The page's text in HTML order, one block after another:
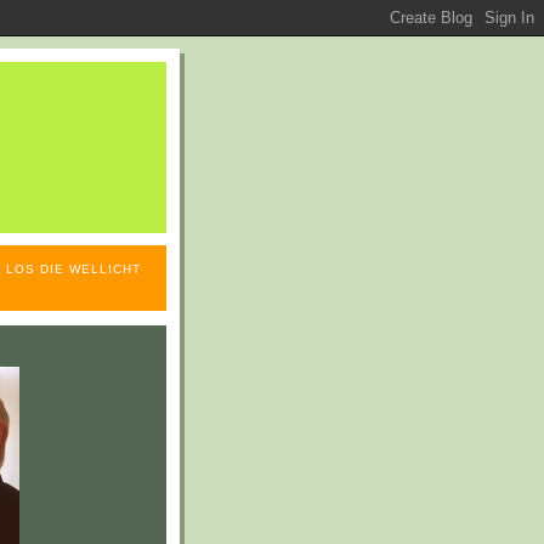
LOS DIE WELLICHT